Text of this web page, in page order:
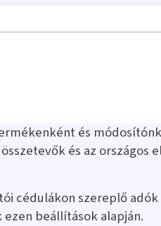
és
és az országos
cédulákon szereplő adók
beállítások alapján.